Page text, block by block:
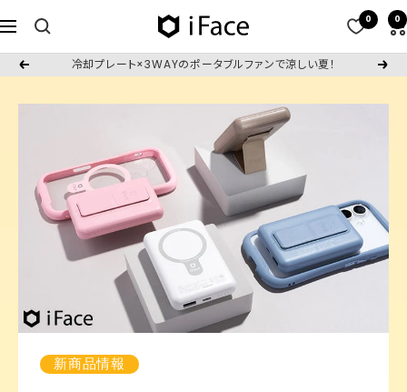
ン
ナ
ビ
ゲ
iFace
日
本
公
サ
イ
ト
0 0
戻
冷却プレート×3WAYのポータブルファンで涼しい夏！
次
新商品情報